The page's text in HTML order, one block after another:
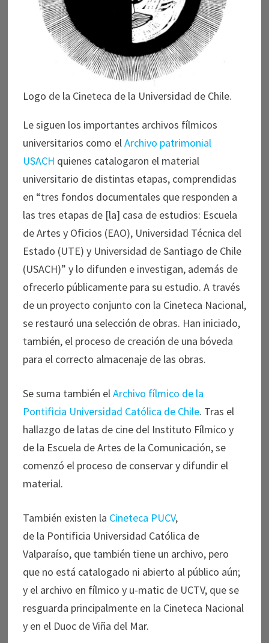
Logo de la Cineteca de la Universidad de Chile.
Le siguen los importantes archivos fílmicos
universitarios como elArchivo patrimonial
USACH quienes catalogaron el material
universitario de distintas etapas, comprendidas
en “tres fondos documentales que responden a
las tres etapas de [la] casa de estudios: Escuela
de Artes y Oficios (EAO), Universidad Técnica del
Estado (UTE) y Universidad de Santiago de Chile
(USACH)” y lo difunden e investigan, además de
ofrecerlo públicamente para su estudio. A través
de un proyecto conjunto con la Cineteca Nacional,
se restauró una selección de obras. Han iniciado,
también, el proceso de creación de una bóveda
para el correcto almacenaje de las obras.
Se suma también elArchivo fílmico de la
Pontificia Universidad Católica de Chile. Tras el
hallazgo de latas de cine del Instituto Fílmico y
de la Escuela de Artes de la Comunicación, se
comenzó el proceso de conservar y difundir el
material.
También existen la Cineteca PUCV,
de la Pontificia Universidad Católica de
Valparaíso, que también tiene un archivo, pero
que no está catalogado ni abierto al público aún;
y el archivo en fílmico y u-matic de UCTV, que se
resguarda principalmente en la Cineteca Nacional
y en el Duoc de Viña del Mar.